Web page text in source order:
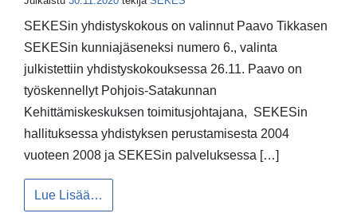
SEKESin yhdistyskokous on valinnut Paavo Tikkasen
SEKESin kunniajäseneksi numero 6., valinta
julkistettiin yhdistyskokouksessa 26.11. Paavo on
työskennellyt Pohjois-Satakunnan
Kehittämiskeskuksen toimitusjohtajana, SEKESin
hallituksessa yhdistyksen perustamisesta 2004
vuoteen 2008 ja SEKESin palveluksessa […]
Lue Lisää…